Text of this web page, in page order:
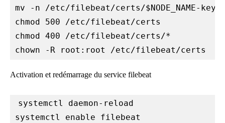
mv -n /etc/filebeat/certs/$NODE_NAME-
chmod 500 /etc/filebeat/certs
chmod 400 /etc/filebeat/certs/*
chown -R root:root /etc/filebeat/certs
Activation et redémarrage du service filebeat
systemctl daemon-reload
systemctl enable filebeat